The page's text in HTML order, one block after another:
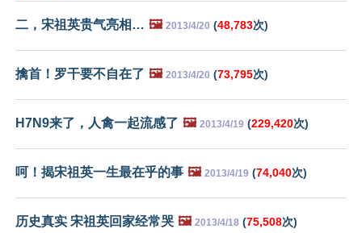
二，宋祖英贵气亮相… 🖼️ 2013/4/20 (48,783次)
擒首！罗干要不自在了 🖼️ 2013/4/20 (73,795次)
H7N9来了，人禽一起流感了 🖼️ 2013/4/19 (229,420次)
呵！揭宋祖英一生最在乎的事 🖼️ 2013/4/19 (74,040次)
历史真实 宋祖英回家经常哭 🖼️ 2013/4/18 (75,508次)